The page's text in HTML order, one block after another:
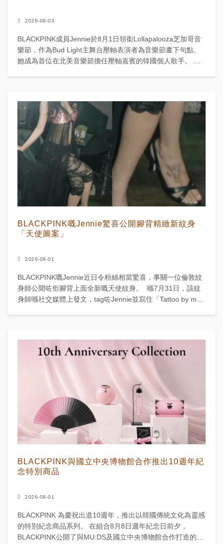
2026-08-03
BLACKPINK成員Jennie於8月1日領銜Lollapalooza芝加哥音
樂節，作為Bud Light主舞台壓軸表演者為音樂節畫下句點。
她成為首位在北美音樂節擔任壓軸嘉賓的韓國個人歌手。 她
BLACKPINK嘅Jennie驚喜公開腳背精緻新紋身
「天使圖案」
2026-08-01
BLACKPINK嘅Jennie近日令粉絲相當驚喜，事關一位倫敦紋
身師公開咗佢腳背上面全新嘅天使紋身。 喺7月31日，該紋
身師喺社交媒體上發文，tag咗Jennie並寫住「Tattoo by me
BLACKPINK與國立中央博物館合作推出10週年紀
念特別商品
2026-08-01
BLACKPINK 為慶祝出道10週年，推出以韓國傳統文化為靈感
的特別紀念商品系列。 在組合8月8日週年紀念日前夕，
BLACKPINK公開了與MU:DS及國立中央博物館合作打造的